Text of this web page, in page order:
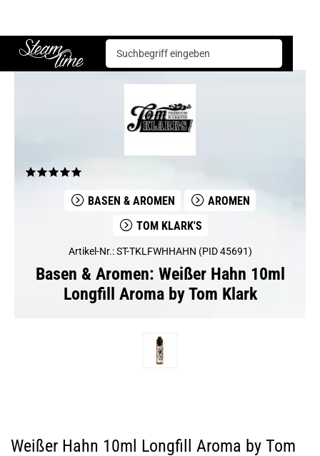
Steam time
Basen & Aromen Aromen Tom Klark's
BASEN & AROMEN
AROMEN
TOM KLARK'S
Artikel-Nr.: ST-TKLFWHHAHN (PID 45691)
Basen & Aromen: Weißer Hahn 10ml
Longfill Aroma by Tom Klark
Weißer Hahn 10ml Longfill Aroma by Tom